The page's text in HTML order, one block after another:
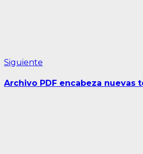
Siguiente
Archivo PDF encabeza nuevas